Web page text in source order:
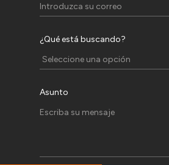
¿Qué está buscando?
Asunto